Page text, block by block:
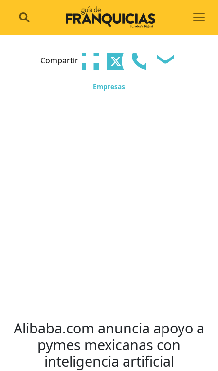
Compartir
Empresas
Alibaba.com anuncia apoyo a
pymes mexicanas con
inteligencia artificial